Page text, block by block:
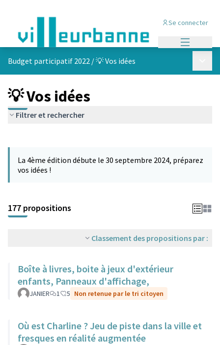
Se connecter
Budget participatif 2022 /💡 Vos idées
💡 Vos idées
Filtrer et rechercher
−
La 4ème édition débute le 30 septembre 2024, préparez
vos idées !
177 propositions
Classement des propositions par :
Boîte à livres, boite à jeux d'extérieur
enfants, Panneaux d'affichage,
JANIER 1 5 Non retenue par le tri citoyen
Où est Charline ? Jeu de piste dans la ville et
fresques en réalité augmentée